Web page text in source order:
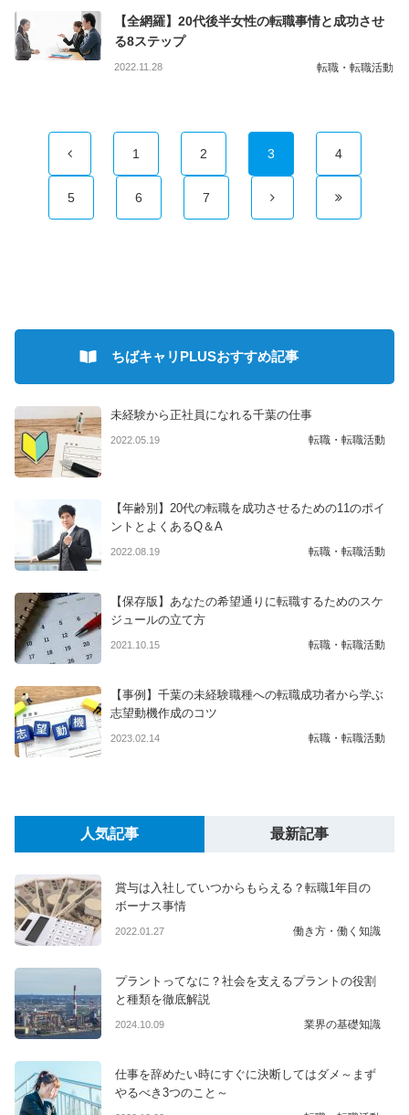
【全網羅】20代後半女性の転職事情と成功させ
る8ステップ
2022.11.28 転職・転職活動
1 2 3 4
5 6 7
ちばキャリPLUSおすすめ記事
未経験から正社員になれる千葉の仕事
2022.05.19 転職・転職活動
【年齢別】20代の転職を成功させるための11のポイ
ントとよくあるQ＆A
2022.08.19 転職・転職活動
【保存版】あなたの希望通りに転職するためのスケ
ジュールの立て方
2021.10.15 転職・転職活動
【事例】千葉の未経験職種への転職成功者から学ぶ
志望動機作成のコツ
2023.02.14 転職・転職活動
人気記事 最新記事
賞与は入社していつからもらえる？転職1年目の
ボーナス事情
2022.01.27 働き方・働く知識
プラントってなに？社会を支えるプラントの役割
と種類を徹底解説
2024.10.09 業界の基礎知識
仕事を辞めたい時にすぐに決断してはダメ～まず
やるべき3つのこと～